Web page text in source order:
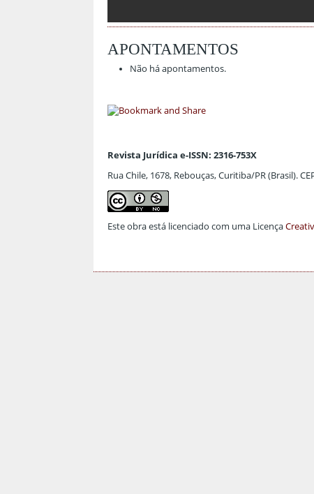
APONTAMENTOS
Não há apontamentos.
Revista Jurídica e-ISSN: 2316-753X
Rua Chile, 1678, Rebouças, Curitiba/PR (Brasil).
Este obra está licenciado com uma Licença